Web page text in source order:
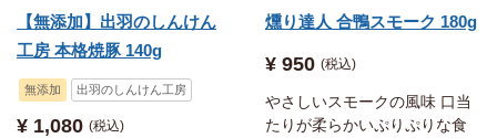
【無添加】出羽のしんけん
工房 本格焼豚 140g
無添加 出羽のしんけん工房
¥ 1,080 税込
燻り達人 合鴨スモーク 180g
¥ 950 税込
やさしいスモークの風味 口当
たりが柔らかいぷりぷりな食